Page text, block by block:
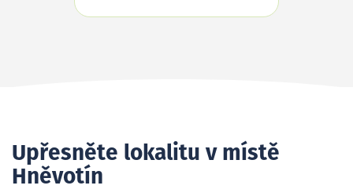
Upřesněte lokalitu v místě
Hněvotín